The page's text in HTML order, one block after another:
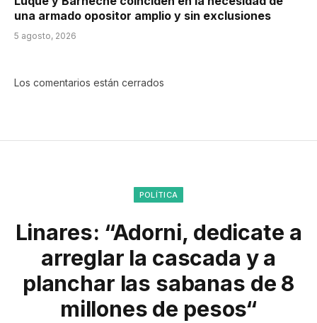
una armado opositor amplio y sin exclusiones
5 agosto, 2026
Los comentarios están cerrados
POLÍTICA
Linares: “Adorni, dedicate a
arreglar la cascada y a
planchar las sabanas de 8
millones de pesos“